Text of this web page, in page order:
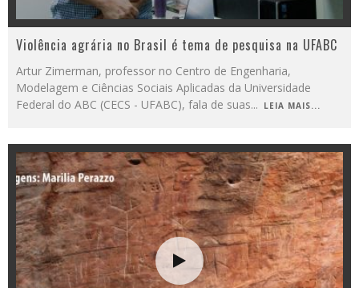
Violência agrária no Brasil é tema de pesquisa na UFABC
Artur Zimerman, professor no Centro de Engenharia,
Modelagem e Ciências Sociais Aplicadas da Universidade
Federal do ABC (CECS - UFABC), fala de suas... LEIA MAIS...